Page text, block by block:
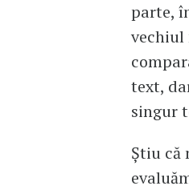
parte,
vechiul
text,
singur
Știu că